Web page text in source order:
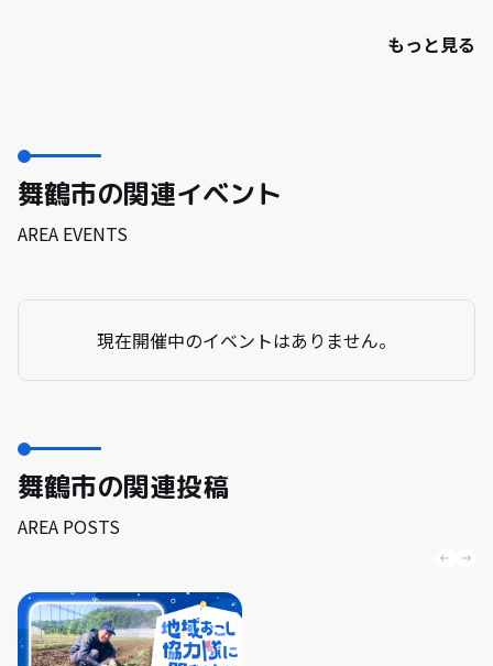
もっと見る
舞鶴市の関連イベント
AREA EVENTS
現在開催中のイベントはありません。
舞鶴市の関連投稿
AREA POSTS